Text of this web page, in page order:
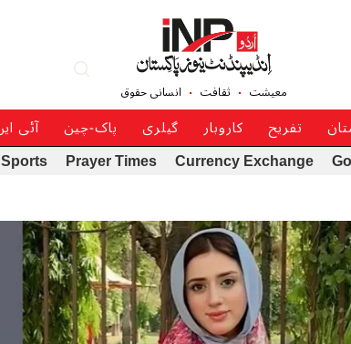
معیشت ثقافت انسانی حقوق
تفریح کاروبار گیلری پاک-چین آئی
Currency Exchange
Prayer Times
Sports